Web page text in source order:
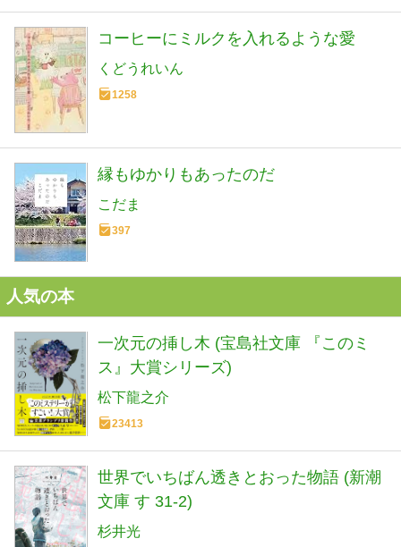
コーヒーにミルクを入れるような愛
くどうれいん
1258
縁もゆかりもあったのだ
こだま
397
人気の本
一次元の挿し木 (宝島社文庫 『このミ
ス』大賞シリーズ)
松下龍之介
23413
世界でいちばん透きとおった物語 (新潮
文庫 す 31-2)
杉井光